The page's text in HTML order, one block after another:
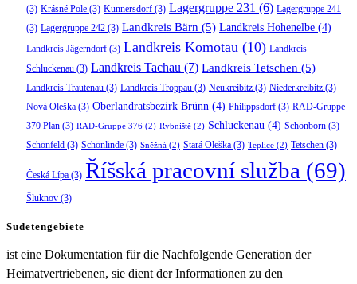
(3) Krásné Pole (3) Kunnersdorf (3) Lagergruppe 231 (6) Lagergruppe 241
(3) Lagergruppe 242 (3) Landkreis Bärn (5) Landkreis Hohenelbe (4)
Landkreis Jägerndorf (3) Landkreis Komotau (10) Landkreis
Schluckenau (3) Landkreis Tachau (7) Landkreis Tetschen (5)
Landkreis Trautenau (3) Landkreis Troppau (3) Neukreibitz (3) Niederkreibitz (3)
Nová Oleška (3) Oberlandratsbezirk Brünn (4) Philippsdorf (3) RAD-Gruppe
370 Plan (3) RAD-Gruppe 376 (2) Rybniště (2) Schluckenau (4) Schönborn (3)
Schönfeld (3) Schönlinde (3) Sněžná (2) Stará Oleška (3) Teplice (2) Tetschen (3)
Česká Lípa (3) Říšská pracovní služba (69)
Šluknov (3)
Sudetengebiete
ist eine Dokumentation für die Nachfolgende Generation der
Heimatvertriebenen, sie dient der Informationen zu den